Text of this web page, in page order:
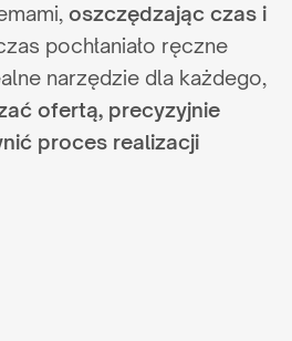
oszczędzając czas i
pochłaniało ręczne
narzędzie dla każdego,
ofertą, precyzyjnie
proces realizacji